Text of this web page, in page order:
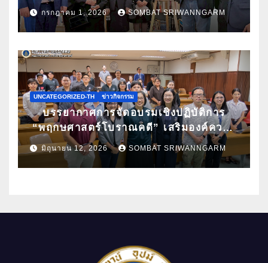
กล้วยไม้ไทยผ่านงานศิลปะ ในนิทรรศการ
“กล้วยไม้แห่งสยามนามไซเดนฟาเดน” ณ
ประเทศไทย
กรกฎาคม 1, 2026 SOMBAT SRIWANNGARM
UNCATEGORIZED-TH ข่าวกิจกรรม
บรรยากาศการจัดอบรมเชิงปฏิบัติการ
“พฤกษศาสตร์โบราณคดี” เสริมองค์ความ
รู้ด้านการศึกษาซากพืชโบราณด้วยเทคนิค
ทางวิทยาศาสตร์
มิถุนายน 12, 2026 SOMBAT SRIWANNGARM